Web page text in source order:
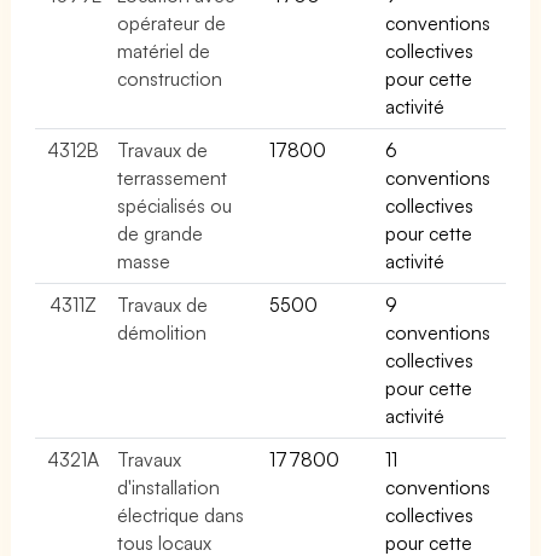
opérateur de
matériel de
construction
conventions
collectives
pour cette
activité
4312B
Travaux de
terrassement
spécialisés ou
de grande
masse
17800
6
conventions
collectives
pour cette
activité
4311Z
Travaux de
démolition
5500
9
conventions
collectives
pour cette
activité
4321A
Travaux
d'installation
électrique dans
tous locaux
177800
11
conventions
collectives
pour cette